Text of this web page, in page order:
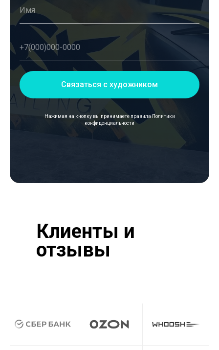
Связаться с художником
Нажимая на кнопку вы принимаете правилаПолитики
конфиденциальности
Клиенты и
отзывы